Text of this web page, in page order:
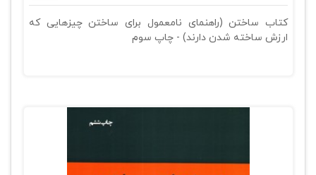
کتاب ساختن (راهنمای نامعمول برای ساختن چیزهایی که
ارزش ساخته شدن دارند) - چاپ سوم